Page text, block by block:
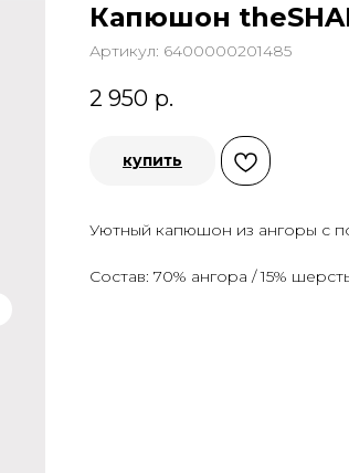
Капюшон
Артикул: 6400000201485
2 950 р.
купить
Уютный капюшон из ангоры с
Состав: 70% ангора / 15%